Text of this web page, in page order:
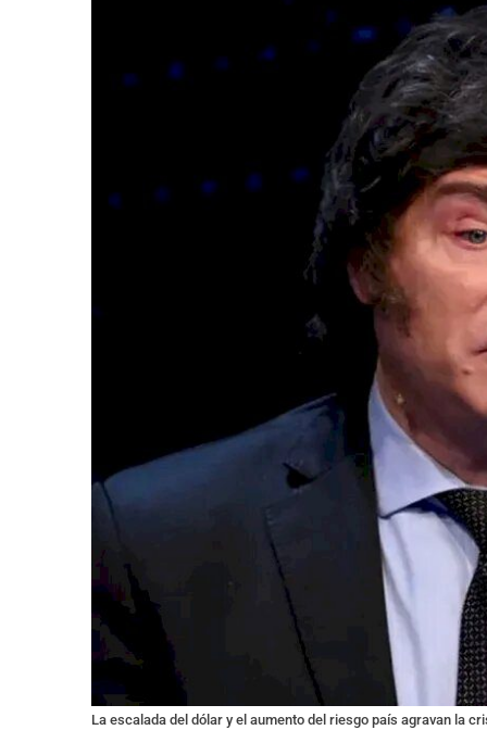
La escalada del dólar y el aumento del riesgo país agravan la